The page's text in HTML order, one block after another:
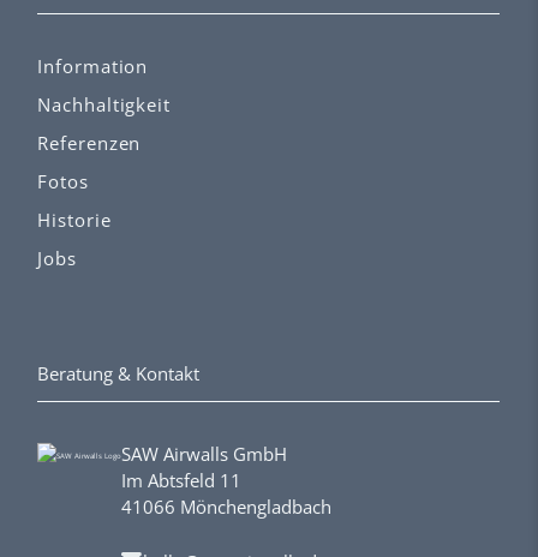
Information
Nachhaltigkeit
Referenzen
Fotos
Historie
Jobs
Beratung & Kontakt
SAW Airwalls GmbH
Im Abtsfeld 11
41066 Mönchengladbach